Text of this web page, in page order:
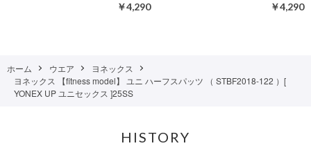
￥4,290 ￥4,290
ホーム ウエア
ヨネックス
ヨネックス 【fitness model】 ユニ ハーフスパッツ （ STBF2018-122 ）[
YONEX UP ユニセックス ]25SS
HISTORY